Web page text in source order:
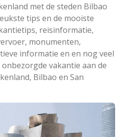
met de steden Bilbao
tips en de mooiste
reisinformatie,
monumenten,
informatie en en nog veel
vakantie aan de
Bilbao en San